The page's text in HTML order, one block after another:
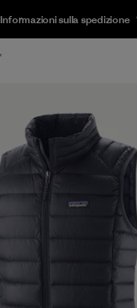
Informazioni sulla spedizione